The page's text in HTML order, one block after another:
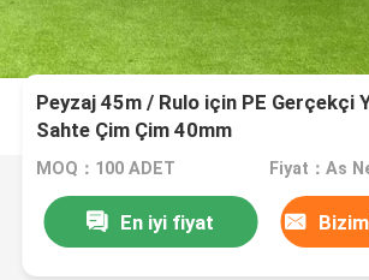
Peyzaj 45m / Rulo için PE Gerçekçi
Sahte Çim Çim 40mm
MOQ：100 ADET Fiyat：As
En iyi fiyat